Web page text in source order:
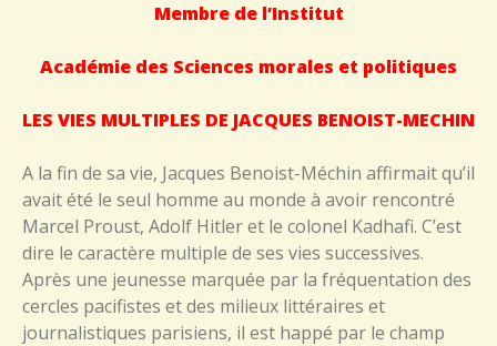
Membre de l’Institut
Académie des Sciences morales et politiques
LES VIES MULTIPLES DE JACQUES BENOIST-MECHIN
A la fin de sa vie, Jacques Benoist-Méchin affirmait qu’il
avait été le seul homme au monde à avoir rencontré
Marcel Proust, Adolf Hitler et le colonel Kadhafi. C’est
dire le caractère multiple de ses vies successives.
Après une jeunesse marquée par la fréquentation des
cercles pacifistes et des milieux littéraires et
journalistiques parisiens, il est happé par le champ